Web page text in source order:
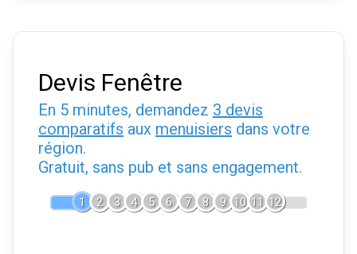
Devis Fenêtre
En 5 minutes, demandez 3 devis
comparatifs aux menuisiers dans votre
région.
Gratuit, sans pub et sans engagement.
1 2 3 4 5 6 7 8 9 10 11 12